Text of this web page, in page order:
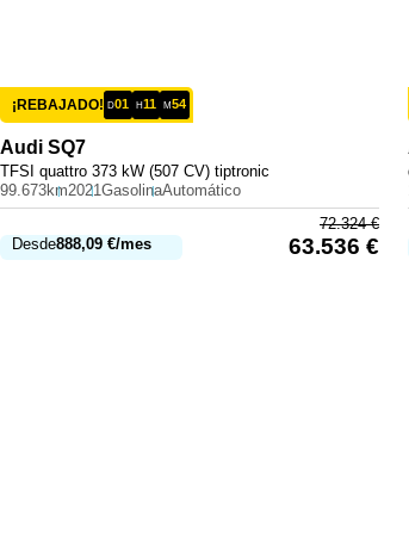
¡REBAJADO! D01 H11 M54
Audi SQ7
TFSI quattro 373 kW (507 CV) tiptronic
99.673km2021GasolinaAutomático
Desde888,09 €/mes
72.324€
63.536 €